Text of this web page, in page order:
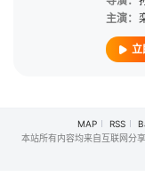
主演：
立
MAP RSS
本站所有内容均来自互联网分